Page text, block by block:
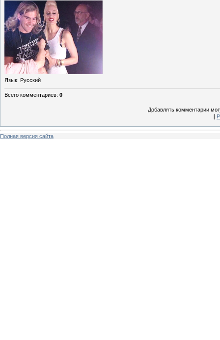
Язык: Русский
Всего комментариев: 0
Добавлять комментарии
[
Полная версия сайта